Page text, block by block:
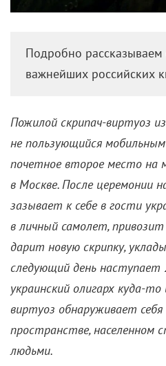
Подробно
важнейших российских
Пожилой скрипач-виртуоз
не пользующийся
почетное второе место на
в Москве. После церемонии
зазывает к себе в гости
в личный самолет, привозит
дарит новую скрипку,
следующий день наступает
украинский олигарх куда-
виртуоз обнаруживает
пространстве, населенном
людьми.